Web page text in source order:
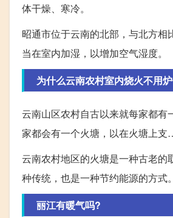
体干燥、寒冷。
昭通市位于云南的北部，与北方
当在室内加湿，以增加空气湿度。
为什么云南农村室内烧火不用
云南山区农村自古以来就每家都
家都会有一个火塘，以在火塘上
云南农村地区的火塘是一种古老
种传统，也是一种节约能源的方式。
丽江有暖气吗?